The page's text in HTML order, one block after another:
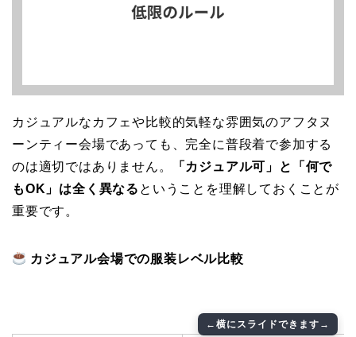
カジュアルなカフェや比較的気軽な雰囲気のアフタヌ
ーンティー会場であっても、完全に普段着で参加する
のは適切ではありません。
「カジュアル可」と「何で
もOK」は全く異なる ということを理解しておくことが
重要です。
カジュアル会場での服装レベル比較